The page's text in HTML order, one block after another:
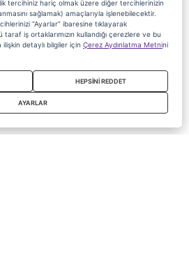
tercihiniz hariç olmak üzere diğer tercihlerinizin
sağlamak) amaçlarıyla işlenebilecektir.
“Ayarlar” ibaresine tıklayarak
iş ortaklarımızın kullandığı çerezlere ve bu
detaylı bilgiler için Çerez Aydınlatma Metnini
HEPSİNİ REDDET
AYARLAR